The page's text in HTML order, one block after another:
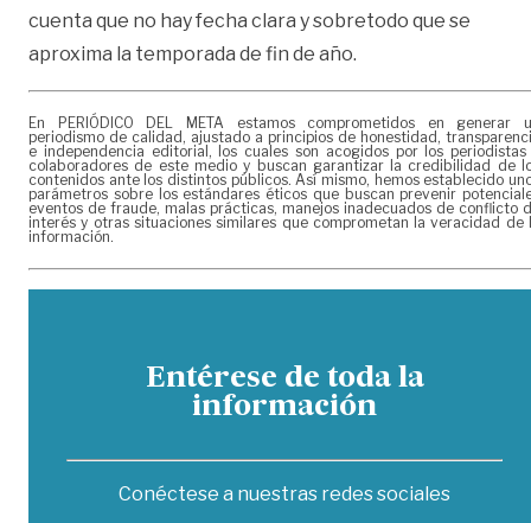
cuenta que no hay fecha clara y sobretodo que se
aproxima la temporada de fin de año.
En PERIÓDICO DEL META estamos comprometidos en generar
periodismo de calidad, ajustado a principios de honestidad,
e independencia editorial, los cuales son acogidos por los periodistas
colaboradores de este medio y buscan garantizar la credibilidad de
contenidos ante los distintos públicos. Así mismo, hemos establecido
parámetros sobre los estándares éticos que buscan prevenir
eventos de fraude, malas prácticas, manejos inadecuados de conflicto
interés y otras situaciones similares que comprometan la veracidad de
información.
Entérese de toda la
información
Conéctese a nuestras redes sociales